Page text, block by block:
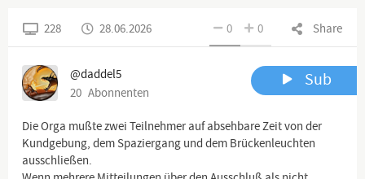
Share
0 0
228 28.06.2026
@daddel5
20 Abonnenten
Sub
Die Orga mußte zwei Teilnehmer auf absehbare Zeit von der
Kundgebung, dem Spaziergang und dem Brückenleuchten
ausschließen.